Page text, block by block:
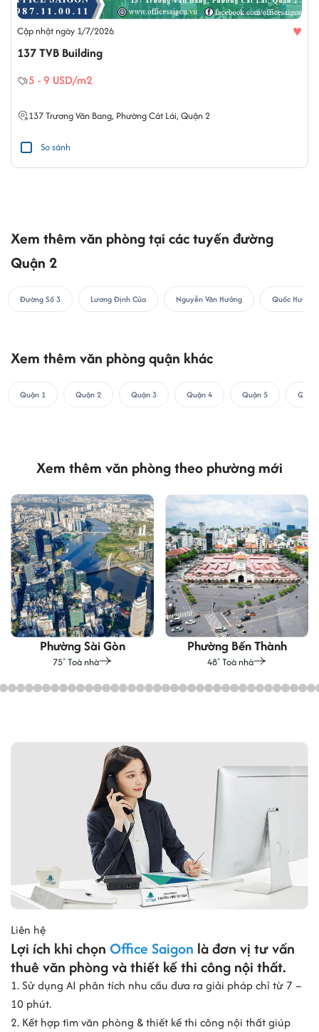
Cập nhật ngày 1/7/2026 ♥
137 TVB Building
5 - 9 USD/m2
137Trương Văn Bang, Phường Cát Lái, Quận 2
So sánh
Xem thêm văn phòng tại các tuyến đường
Quận 2
Đường Số 3 Lương Định Của Nguyễn Văn Hưởng Quốc Hương
Xem thêm văn phòng quận khác
Quận 1 Quận 2 Quận 3 Quận 4 Quận 5 Quận
Xem thêm văn phòng theo phường mới
Phường Sài Gòn
75+ Toà nhà
Phường Bến Thành
48+ Toà nhà
Liên hệ
Lợi ích khi chọn Office Saigon là đơn vị tư vấn
thuê văn phòng và thiết kế thi công nội thất.
1. Sử dụng AI phân tích nhu cầu đưa ra giải pháp chỉ từ 7 –
10 phút.
2. Kết hợp tìm văn phòng & thiết kế thi công nội thất giúp